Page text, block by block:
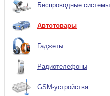
Беспроводные системы
Автотовары
Гаджеты
Радиотелефоны
GSM-устройства